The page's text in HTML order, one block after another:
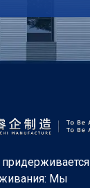
Мы